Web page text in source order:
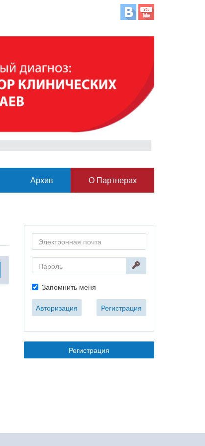
Архив О Партнерах
Запомнить меня
Авторизация Регистрация
Регистрация